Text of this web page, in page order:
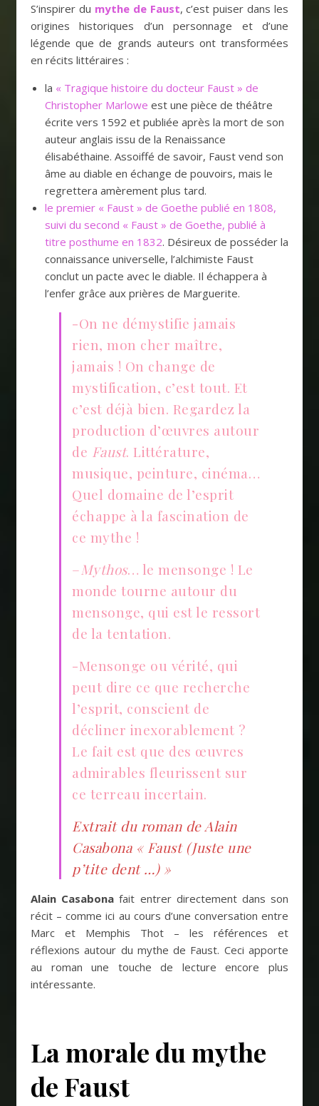
S’inspirer du mythe de Faust, c’est puiser dans les
origines historiques d’un personnage et d’une
légende que de grands auteurs ont transformées
en récits littéraires :
la « Tragique histoire du docteur Faust » de
Christopher Marlowe est une pièce de théâtre
écrite vers 1592 et publiée après la mort de son
auteur anglais issu de la Renaissance
élisabéthaine. Assoiffé de savoir, Faust vend son
âme au diable en échange de pouvoirs, mais le
regrettera amèrement plus tard.
le premier « Faust » de Goethe publié en 1808,
suivi du second « Faust » de Goethe, publié à
titre posthume en 1832. Désireux de posséder la
connaissance universelle, l’alchimiste Faust
conclut un pacte avec le diable. Il échappera à
l’enfer grâce aux prières de Marguerite.
-On ne démystifie jamais
rien, mon cher maître,
jamais ! On change de
mystification, c’est tout. Et
c’est déjà bien. Regardez la
production d’œuvres autour
de Faust. Littérature,
musique, peinture, cinéma…
Quel domaine de l’esprit
échappe à la fascination de
ce mythe !
–Mythos… le mensonge ! Le
monde tourne autour du
mensonge, qui est le ressort
de la tentation.
-Mensonge ou vérité, qui
peut dire ce que recherche
l’esprit, conscient de
décliner inexorablement ?
Le fait est que des œuvres
admirables fleurissent sur
ce terreau incertain.
Extrait du roman de Alain
Casabona « Faust (Juste une
p’tite dent …) »
Alain Casabonafait entrer directement dans son
récit – comme ici au cours d’une conversation entre
Marc et Memphis Thot – les références et
réflexions autour du mythe de Faust. Ceci apporte
au roman une touche de lecture encore plus
intéressante.
La morale du mythe
de Faust